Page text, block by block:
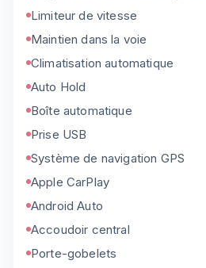
Limiteur de vitesse
Maintien dans la voie
Climatisation automatique
Auto Hold
Boîte automatique
Prise USB
Système de navigation GPS
Apple CarPlay
Android Auto
Accoudoir central
Porte-gobelets